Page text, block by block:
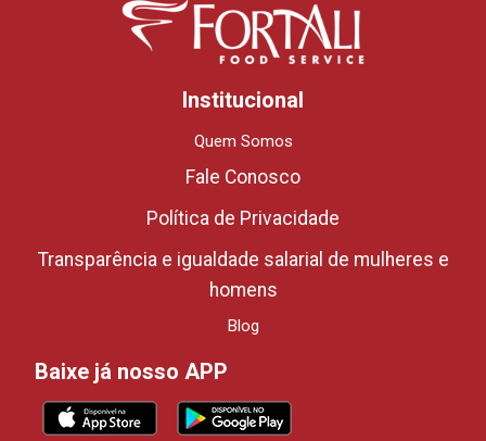
Institucional
Quem Somos
Fale Conosco
Política de Privacidade
Transparência e igualdade salarial de mulheres e
homens
Blog
Baixe já nosso APP